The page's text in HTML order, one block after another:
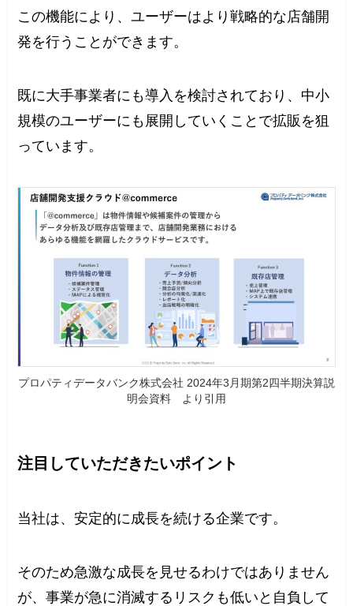
この機能により、ユーザーはより戦略的な店舗開
発を行うことができます。
既に大手事業者にも導入を検討されており、中小
規模のユーザーにも展開していくことで拡販を狙
っています。
プロパティデータバンク株式会社 2024年3月期第2四半期決算説
明会資料 より引用
注目していただきたいポイント
当社は、安定的に成長を続ける企業です。
そのため急激な成長を見せるわけではありません
が、事業が急に消滅するリスクも低いと自負して